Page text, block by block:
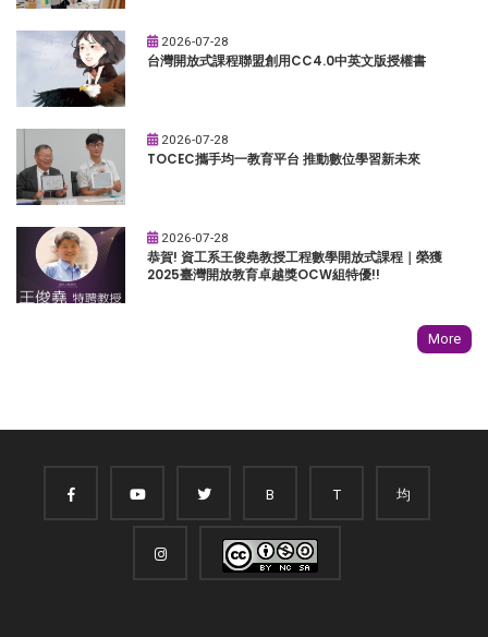
2026-07-28
台灣開放式課程聯盟創用CC4.0中英文版授權書
2026-07-28
TOCEC攜手均一教育平台 推動數位學習新未來
2026-07-28
恭賀! 資工系王俊堯教授工程數學開放式課程｜榮獲
2025臺灣開放教育卓越獎OCW組特優!!
More
B T 均